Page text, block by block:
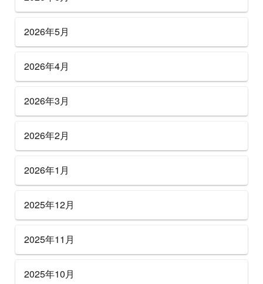
2026年5月
2026年4月
2026年3月
2026年2月
2026年1月
2025年12月
2025年11月
2025年10月